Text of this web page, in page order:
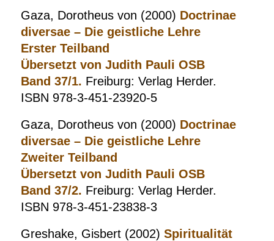
Gaza, Dorotheus von (2000) Doctrinae
diversae – Die geistliche Lehre
Erster Teilband
Übersetzt von Judith Pauli OSB
Band 37/1. Freiburg: Verlag Herder.
ISBN 978-3-451-23920-5
Gaza, Dorotheus von (2000) Doctrinae
diversae – Die geistliche Lehre
Zweiter Teilband
Übersetzt von Judith Pauli OSB
Band 37/2. Freiburg: Verlag Herder.
ISBN 978-3-451-23838-3
Greshake, Gisbert (2002) Spiritualität